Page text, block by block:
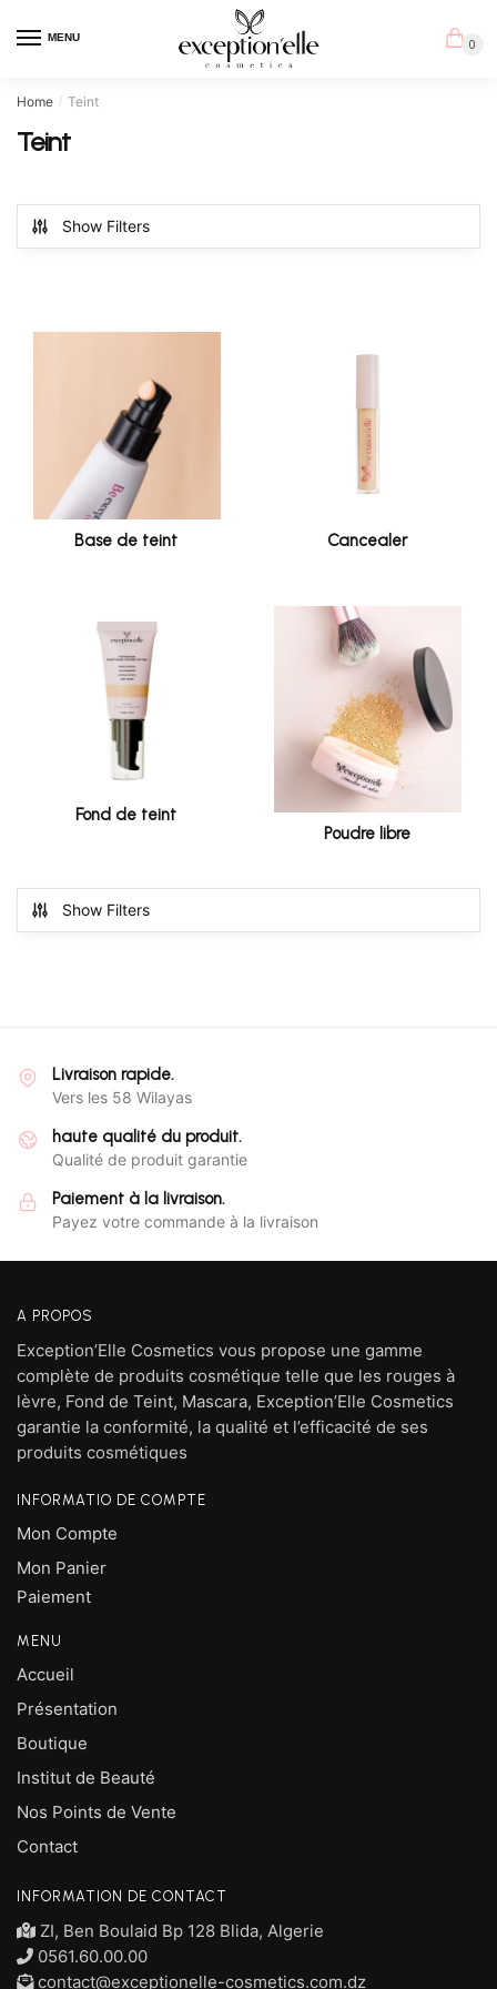
MENU 0
Home / Teint
Teint
Show Filters
Base de teint Cancealer
Fond de teint
Poudre libre
Show Filters
Livraison rapide.
Vers les 58 Wilayas
haute qualité du produit.
Qualité de produit garantie
Paiement à la livraison.
Payez votre commande à la livraison
A PROPOS
Exception’Elle Cosmetics vous propose une gamme
complète de produits cosmétique telle que les rouges à
lèvre, Fond de Teint, Mascara, Exception’Elle Cosmetics
garantie la conformité, la qualité et l’efficacité de ses
produits cosmétiques
INFORMATIO DE COMPTE
Mon Compte
Mon Panier
Paiement
MENU
Accueil
Présentation
Boutique
Institut de Beauté
Nos Points de Vente
Contact
INFORMATION DE CONTACT
ZI, Ben Boulaid Bp 128 Blida, Algerie
0561.60.00.00
contact@exceptionelle-cosmetics.com.dz